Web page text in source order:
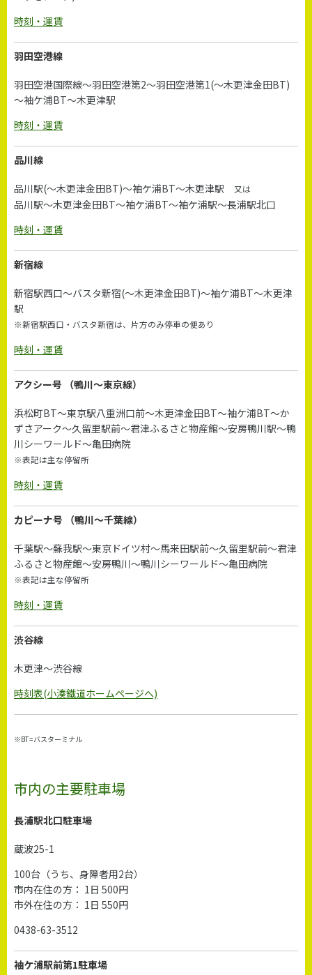
時刻・運賃
羽田空港線
羽田空港国際線～羽田空港第2～羽田空港第1(～木更津金田BT)
～袖ケ浦BT～木更津駅
時刻・運賃
品川線
品川駅(～木更津金田BT)～袖ケ浦BT～木更津駅 又は
品川駅～木更津金田BT～袖ケ浦BT～袖ケ浦駅～長浦駅北口
時刻・運賃
新宿線
新宿駅西口～バスタ新宿(～木更津金田BT)～袖ケ浦BT～木更津
駅
※新宿駅西口・バスタ新宿は、片方のみ停車の便あり
時刻・運賃
アクシー号 （鴨川～東京線）
浜松町BT～東京駅八重洲口前～木更津金田BT～袖ケ浦BT～か
ずさアーク～久留里駅前～君津ふるさと物産館～安房鴨川駅～鴨
川シーワールド～亀田病院
※表記は主な停留所
時刻・運賃
カピーナ号 （鴨川～千葉線）
千葉駅～蘇我駅～東京ドイツ村～馬来田駅前～久留里駅前～君津
ふるさと物産館～安房鴨川～鴨川シーワールド～亀田病院
※表記は主な停留所
時刻・運賃
渋谷線
木更津～渋谷線
時刻表(小湊鐵道ホームページへ)
※BT=バスターミナル
市内の主要駐車場
長浦駅北口駐車場
蔵波25-1
100台（うち、身障者用2台）
市内在住の方： 1日 500円
市外在住の方： 1日 550円
0438-63-3512
袖ケ浦駅前第1駐車場